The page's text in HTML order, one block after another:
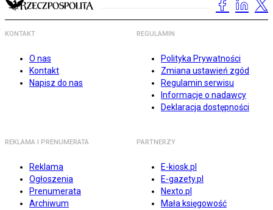
KONTAKT
O nas
Kontakt
Napisz do nas
REGULAMIN
Polityka Prywatności
Zmiana ustawień zgód
Regulamin serwisu
Informacje o nadawcy
Deklaracja dostępności
REKLAMA I PRENUMERATA
Reklama
Ogłoszenia
Prenumerata
Archiwum
PARTNERZY
E-kiosk.pl
E-gazety.pl
Nexto.pl
Mała księgowość